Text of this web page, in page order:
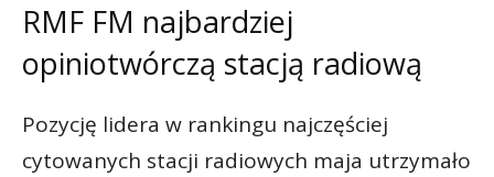
RMF FM najbardziej
opiniotwórczą stacją radiową
Pozycję lidera w rankingu najczęściej
cytowanych stacji radiowych maja utrzymało